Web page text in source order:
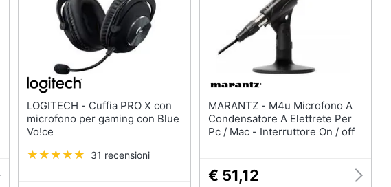
LOGITECH - Cuffia PRO X con
microfono per gaming con Blue
Vo!ce
31 recensioni
MARANTZ - M4u Microfono A
Condensatore A Elettrete Per
Pc / Mac - Interruttore On / off
€ 51,12